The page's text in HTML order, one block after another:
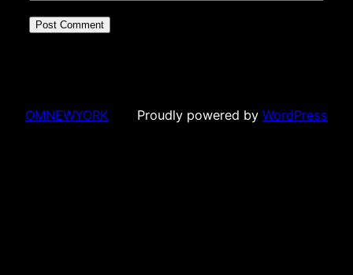
OMNEWYORK Proudly powered by WordPress